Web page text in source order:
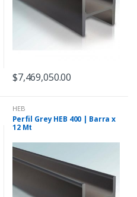
$7,469,050.00
HEB
Perfil Grey HEB 400 | Barra x
12 Mt